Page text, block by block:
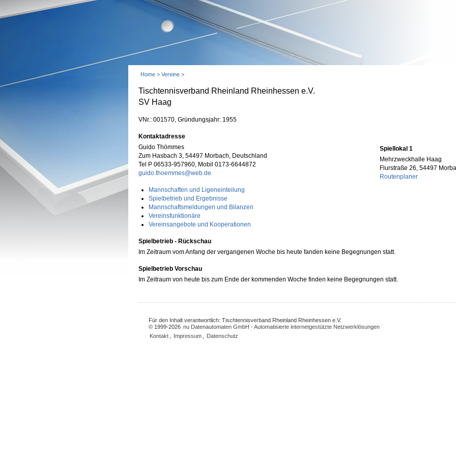
Home > Vereine >
Tischtennisverband Rheinland Rheinhessen e.V.
SV Haag
VNr.: 001570, Gründungsjahr: 1955
Kontaktadresse
Guido Thömmes
Zum Hasbach 3, 54497 Morbach, Deutschland
Tel P 06533-957960, Mobil 0173-6644872
guido.thoemmes@web.de
Mannschaften und Ligeneinteilung
Spielbetrieb und Ergebnisse
Mannschaftsmeldungen und Bilanzen
Vereinsfunktionäre
Vereinsangebote und Kooperationen
Spiellokal 1
Mehrzweckhalle Haag
Flurstraße 26, 54497
Routenplaner
Spielbetrieb - Rückschau
Im Zeitraum vom Anfang der vergangenen Woche bis heute fanden keine Begegnungen statt.
Spielbetrieb Vorschau
Im Zeitraum von heute bis zum Ende der kommenden Woche finden keine Begegnungen statt.
Für den Inhalt verantwortlich: Tischtennisverband Rheinland Rheinhessen e.V.
© 1999-2026 nu Datenautomaten GmbH - Automatisierte internetgestützte Netzwerklösungen
Kontakt
Impressum Datenschutz